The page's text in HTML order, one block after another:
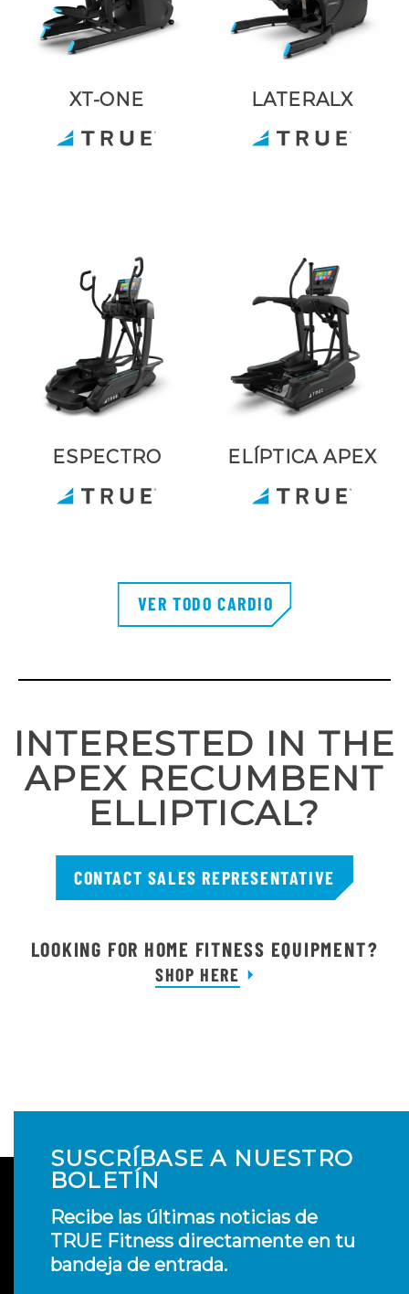
XT-ONE LATERALX
ESPECTRO ELÍPTICA APEX
VER TODO CARDIO
INTERESTED IN THE
APEX RECUMBENT
ELLIPTICAL?
CONTACT SALES REPRESENTATIVE
LOOKING FOR HOME FITNESS EQUIPMENT?
SHOP HERE
SUSCRÍBASE A NUESTRO
BOLETÍN
Recibe las últimas noticias de
TRUE Fitness directamente en tu
bandeja de entrada.